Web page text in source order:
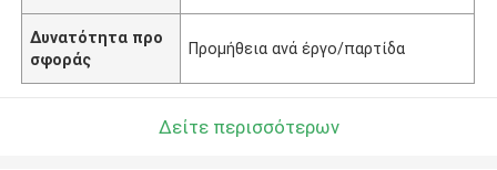
Δυνατότητα προ
σφοράς
Προμήθεια ανά έργο/παρτίδα
Δείτε περισσότερων